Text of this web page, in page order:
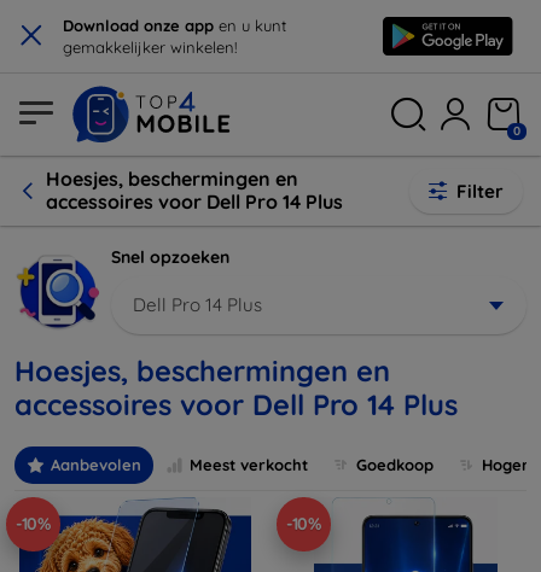
× Download onze app en u kunt
gemakkelijker winkelen!
0
Hoesjes, beschermingen en
accessoires voor Dell Pro 14 Plus
Filter
Snel opzoeken
Dell Pro 14 Plus
Hoesjes, beschermingen en
accessoires voor Dell Pro 14 Plus
Aanbevolen Meest verkocht Goedkoop
-10% -10%